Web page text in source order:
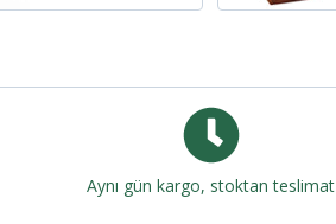
Aynı gün kargo, stoktan teslimat